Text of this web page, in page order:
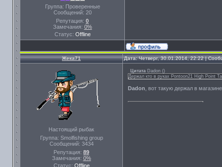
Группа: Проверенные
Сообщений: 20
Репутация: 0
Замечания: 0%
Статус: Offline
Жека71 Дата: Четверг, 30.01.2014, 22:22 |
Настоящий рыбак
Группа: Smolfishing group
Сообщений: 3434
Репутация: 89
Замечания: 0%
Статус: Offline
Цитата Dadon ()
Держал кто в руках Pontoon21 High Point
Dadon , вот такую держал в